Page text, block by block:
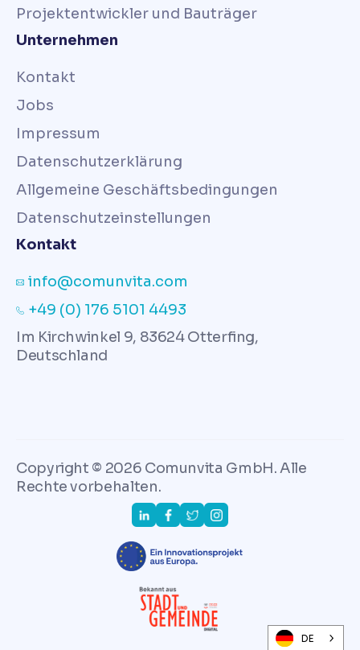
Projektentwickler und Bauträger
Unternehmen
Kontakt
Jobs
Impressum
Datenschutzerklärung
Allgemeine Geschäftsbedingungen
Datenschutzeinstellungen
Kontakt
info@comunvita.com
+49 (0) 176 5101 4493
Im Kirchwinkel 9, 83624 Otterfing,
Deutschland
Copyright © 2026 Comunvita GmbH. Alle
Rechte vorbehalten.
DE